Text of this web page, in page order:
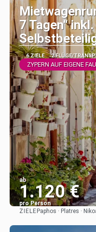
7 Tagen“
6 ZIELE 2 FLÜGE/
ZYPERN AUF EIGENE
ab
1.120 €
pro Person
ZIELE Paphos · Platres ·